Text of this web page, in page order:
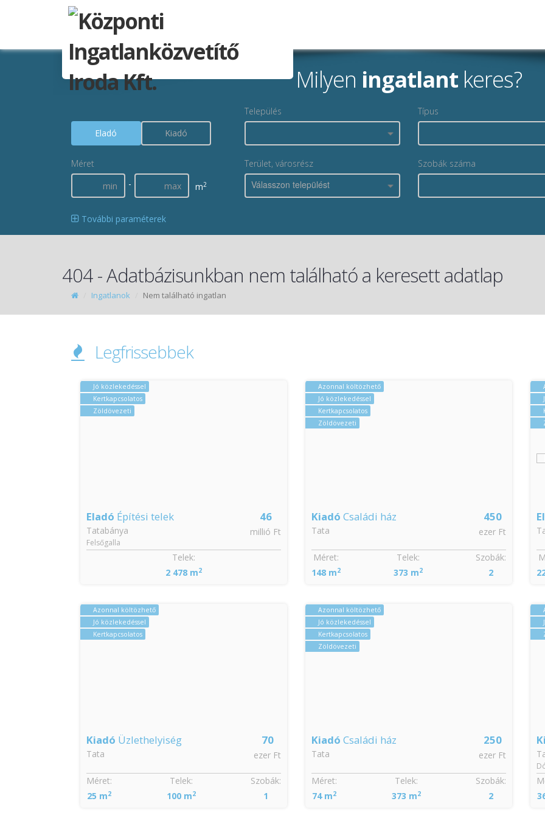
Milyen ingatlant keres?
Eladó Kiadó
Település Típus
Méret
-
m2
Terület, városrész
Válasszon települést
Szobák száma
További paraméterek
404 - Adatbázisunkban nem található a keresett adatlap
Ingatlanok Nem található ingatlan
Legfrissebbek
Jó közlekedéssel
Kertkapcsolatos
Zöldövezeti
46
millió Ft
Eladó Építési telek
Tatabánya
Felsőgalla
Telek:
2 478 m2
Azonnal költözhető
Jó közlekedéssel
Kertkapcsolatos
70
ezer Ft
Kiadó Üzlethelyiség
Tata
Szobák:
1
Méret:
25 m2
Telek:
100 m2
Azonnal költözhető
Jó közlekedéssel
Kertkapcsolatos
Zöldövezeti
450
ezer Ft
Kiadó Családi ház
Tata
Szobák:
2
Méret:
148 m2
Telek:
373 m2
Azonnal költözhető
Jó közlekedéssel
Kertkapcsolatos
Zöldövezeti
250
ezer Ft
Kiadó Családi ház
Tata
Szobák:
2
Méret:
74 m2
Telek:
373 m2